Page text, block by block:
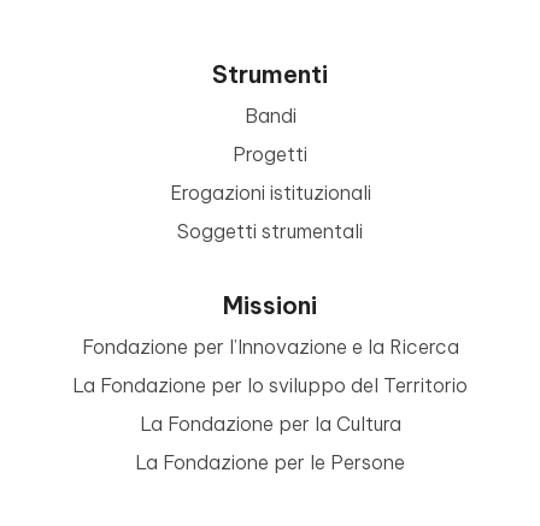
Strumenti
Bandi
Progetti
Erogazioni istituzionali
Soggetti strumentali
Missioni
Fondazione per l’Innovazione e la Ricerca
La Fondazione per lo sviluppo del Territorio
La Fondazione per la Cultura
La Fondazione per le Persone